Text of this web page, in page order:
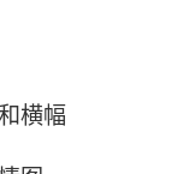
横幅